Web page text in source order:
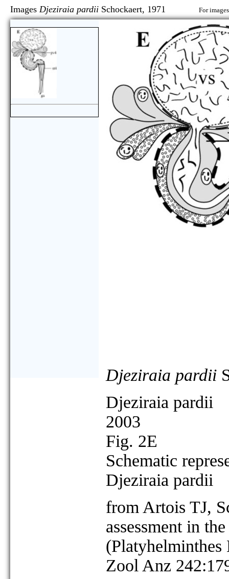
Images Djeziraia pardii Schockaert, 1971 For
Djeziraia pardii
Djeziraia pardii
2003
Fig. 2E
Schematic
Djeziraia pardii
from Artois TJ,
assessment in
Zool Anz